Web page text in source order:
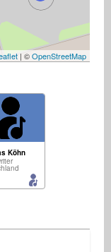
| ©OpenStreetMap
Köhn